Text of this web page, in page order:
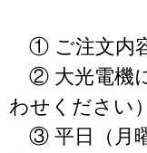
① ご注文内
② 大光電機
わせください）
③ 平日（月